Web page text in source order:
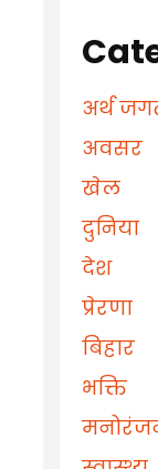
अर्थ
अवसर
खेल
दुनिया
देश
प्रेरणा
बिहार
भक्ति